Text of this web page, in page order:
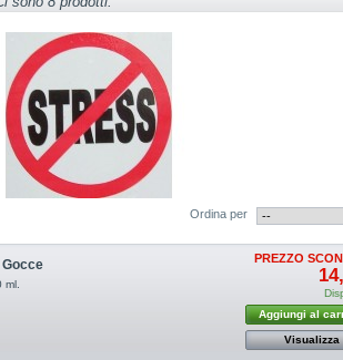
Ordina per
ml.
PREZZO
Aggiungi al
Visualizza